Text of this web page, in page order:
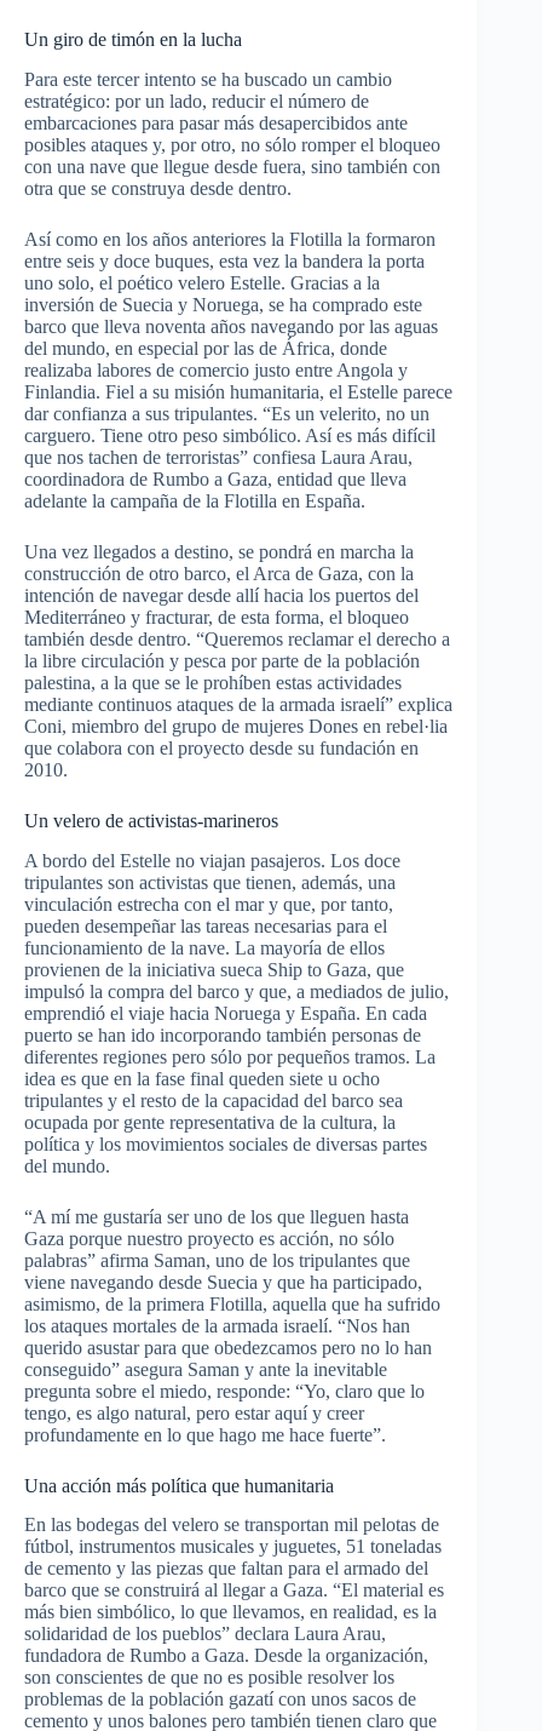
Un giro de timón en la lucha
Para este tercer intento se ha buscado un cambio
estratégico: por un lado, reducir el número de
embarcaciones para pasar más desapercibidos ante
posibles ataques y, por otro, no sólo romper el bloqueo
con una nave que llegue desde fuera, sino también con
otra que se construya desde dentro.
Así como en los años anteriores la Flotilla la formaron
entre seis y doce buques, esta vez la bandera la porta
uno solo, el poético velero Estelle. Gracias a la
inversión de Suecia y Noruega, se ha comprado este
barco que lleva noventa años navegando por las aguas
del mundo, en especial por las de África, donde
realizaba labores de comercio justo entre Angola y
Finlandia. Fiel a su misión humanitaria, el Estelle parece
dar confianza a sus tripulantes. “Es un velerito, no un
carguero. Tiene otro peso simbólico. Así es más difícil
que nos tachen de terroristas” confiesa Laura Arau,
coordinadora de Rumbo a Gaza, entidad que lleva
adelante la campaña de la Flotilla en España.
Una vez llegados a destino, se pondrá en marcha la
construcción de otro barco, el Arca de Gaza, con la
intención de navegar desde allí hacia los puertos del
Mediterráneo y fracturar, de esta forma, el bloqueo
también desde dentro. “Queremos reclamar el derecho a
la libre circulación y pesca por parte de la población
palestina, a la que se le prohíben estas actividades
mediante continuos ataques de la armada israelí” explica
Coni, miembro del grupo de mujeres Dones en rebel·lia
que colabora con el proyecto desde su fundación en
2010.
Un velero de activistas-marineros
A bordo del Estelle no viajan pasajeros. Los doce
tripulantes son activistas que tienen, además, una
vinculación estrecha con el mar y que, por tanto,
pueden desempeñar las tareas necesarias para el
funcionamiento de la nave. La mayoría de ellos
provienen de la iniciativa sueca Ship to Gaza, que
impulsó la compra del barco y que, a mediados de julio,
emprendió el viaje hacia Noruega y España. En cada
puerto se han ido incorporando también personas de
diferentes regiones pero sólo por pequeños tramos. La
idea es que en la fase final queden siete u ocho
tripulantes y el resto de la capacidad del barco sea
ocupada por gente representativa de la cultura, la
política y los movimientos sociales de diversas partes
del mundo.
“A mí me gustaría ser uno de los que lleguen hasta
Gaza porque nuestro proyecto es acción, no sólo
palabras” afirma Saman, uno de los tripulantes que
viene navegando desde Suecia y que ha participado,
asimismo, de la primera Flotilla, aquella que ha sufrido
los ataques mortales de la armada israelí. “Nos han
querido asustar para que obedezcamos pero no lo han
conseguido” asegura Saman y ante la inevitable
pregunta sobre el miedo, responde: “Yo, claro que lo
tengo, es algo natural, pero estar aquí y creer
profundamente en lo que hago me hace fuerte”.
Una acción más política que humanitaria
En las bodegas del velero se transportan mil pelotas de
fútbol, instrumentos musicales y juguetes, 51 toneladas
de cemento y las piezas que faltan para el armado del
barco que se construirá al llegar a Gaza. “El material es
más bien simbólico, lo que llevamos, en realidad, es la
solidaridad de los pueblos” declara Laura Arau,
fundadora de Rumbo a Gaza. Desde la organización,
son conscientes de que no es posible resolver los
problemas de la población gazatí con unos sacos de
cemento y unos balones pero también tienen claro que